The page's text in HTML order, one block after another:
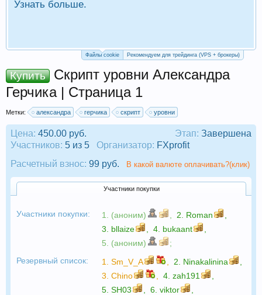
Узнать больше.
Файлы cookie Рекомендуем для трейдинга (VPS + брокеры)
Купить
Скрипт уровни Александра
Герчика | Страница 1
Метки: александра герчика скрипт уровни
Этап: Завершена
Цена: 450.00 руб.
Участников: 5 из 5 Организатор: FXprofit
Расчетный взнос: 99 руб. В какой валюте оплачивать?(клик)
Участники покупки
Участники покупки: 1. (аноним) 2. Roman
3. bllaize 4. bukaant
5. (аноним)
;
Резервный список:
1. Sm_V_A 2. Ninakalinina
3. Chino 4. zah191
5. SH03 6. viktor